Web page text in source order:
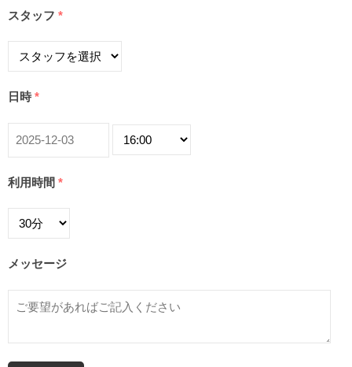
スタッフ *
日時 *
利用時間 *
メッセージ